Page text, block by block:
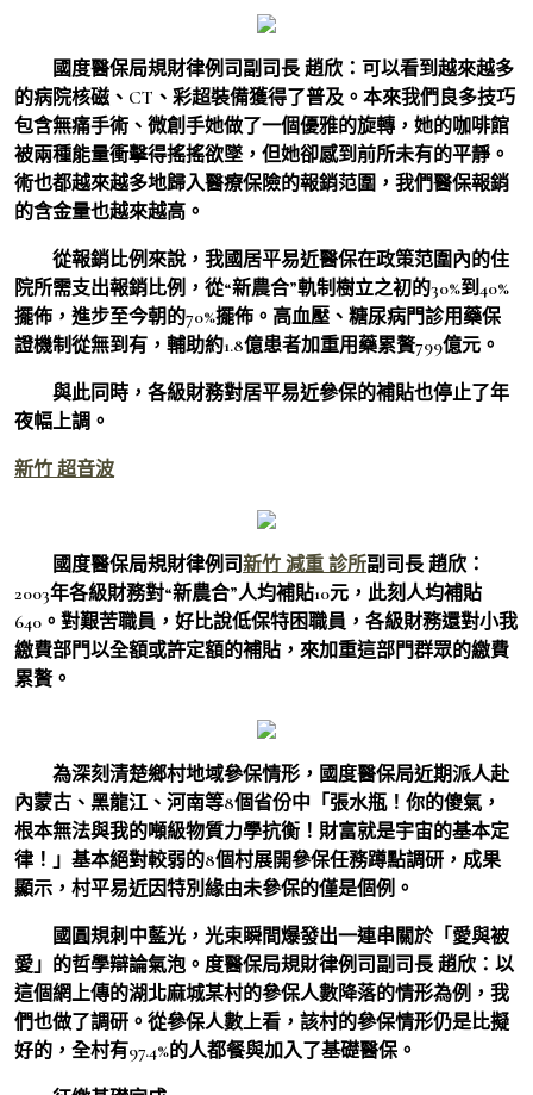
國度醫保局規財律例司副司長 趙欣： 可以看到越來越多
的病院核磁、CT、彩超裝備獲得了普及。本來我們良多技巧
包含無痛手術、微創手她做了一個優雅的旋轉，她的咖啡館
被兩種能量衝擊得搖搖欲墜，但她卻感到前所未有的平靜。
術也都越來越多地歸入醫療保險的報銷范圍，我們醫保報銷
的含金量也越來越高。
從報銷比例來說，我國居平易近醫保在政策范圍內的住
院所需支出報銷比例，從“新農合”軌制樹立之初的30%到40%
擺佈，進步至今朝的70%擺佈。高血壓、糖尿病門診用藥保
證機制從無到有，輔助約1.8億患者加重用藥累贅799億元。
與此同時，各級財務對居平易近參保的補貼也停止了年
夜幅上調。
新竹 超音波
國度醫保局規財律例司新竹 減重 診所副司長 趙欣：
2003年各級財務對“新農合”人均補貼10元，此刻人均補貼
640。對艱苦職員，好比說低保特困職員，各級財務還對小我
繳費部門以全額或許定額的補貼，來加重這部門群眾的繳費
累贅。
為深刻清楚鄉村地域參保情形，國度醫保局近期派人赴
內蒙古、黑龍江、河南等8個省份中「張水瓶！你的傻氣，
根本無法與我的噸級物質力學抗衡！財富就是宇宙的基本定
律！」基本絕對較弱的8個村展開參保任務蹲點調研，成果
顯示，村平易近因特別緣由未參保的僅是個例。
國圓規刺中藍光，光束瞬間爆發出一連串關於「愛與被
愛」的哲學辯論氣泡。度醫保局規財律例司副司長 趙欣： 以
這個網上傳的湖北麻城某村的參保人數降落的情形為例，我
們也做了調研。從參保人數上看，該村的參保情形仍是比擬
好的，全村有97.4%的人都餐與加入了基礎醫保。